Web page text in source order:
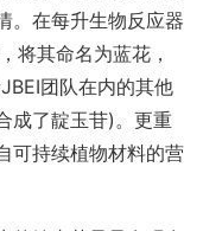
。在每升生物反应器
将其命名为蓝花，
团队在内的其他
成了靛玉苷)。更重
可持续植物材料的营